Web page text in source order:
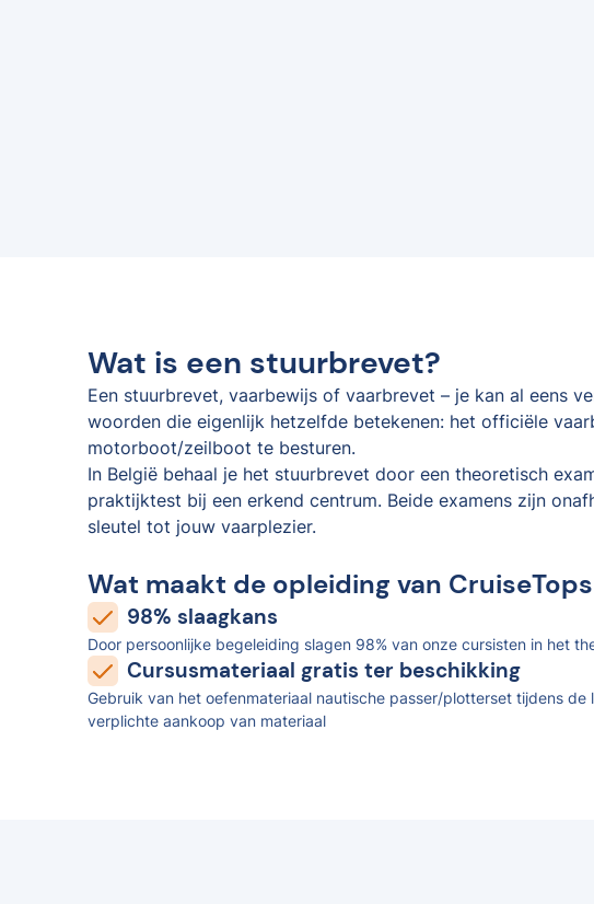
Wat is een stuurbrevet?
Een stuurbrevet, vaarbewijs of vaarbrevet – je kan al eens
woorden die eigenlijk hetzelfde betekenen: het officiële
motorboot/zeilboot te besturen.
In België behaal je het stuurbrevet door een theoretisch
praktijktest bij een erkend centrum. Beide examens zijn
sleutel tot jouw vaarplezier.
Wat maakt de opleiding van
98% slaagkans
Door persoonlijke begeleiding slagen 98% van onze cursisten in het
Cursusmateriaal gratis ter beschikking
Gebruik van het oefenmateriaal nautische passer/plotterset tijdens de
verplichte aankoop van materiaal